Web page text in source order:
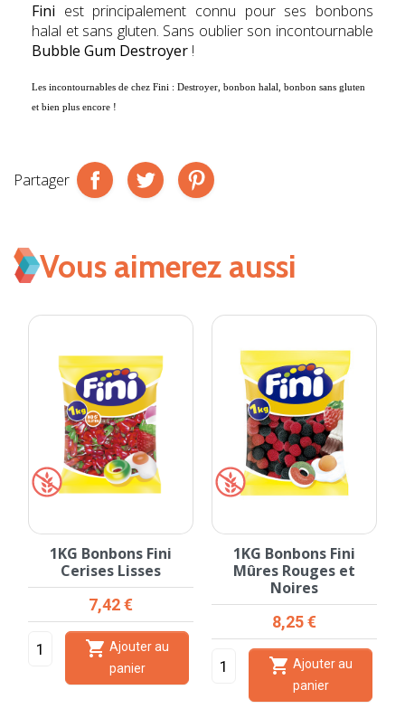
Fini est principalement connu pour ses bonbons
halal et sans gluten. Sans oublier son incontournable
Bubble Gum Destroyer !
Les incontournables de chez Fini : Destroyer, bonbon halal, bonbon sans gluten
et bien plus encore !
Partager
Vous aimerez aussi
1KG Bonbons Fini
Cerises Lisses
Prix
7,42 €
 Ajouter au
panier
1KG Bonbons Fini
Mûres Rouges et
Noires
Prix
8,25 €
 Ajouter au
panier